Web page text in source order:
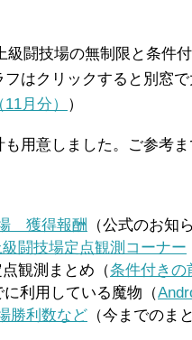
級闘技場の無制限と条件
フはクリックすると別窓
月分）
）
用意しました。ご参考ま
獲得報酬
（公式のお知
闘技場定点観測コーナー
観測まとめ（条件付きの
に利用している魔物（
勝利数など （今までのま